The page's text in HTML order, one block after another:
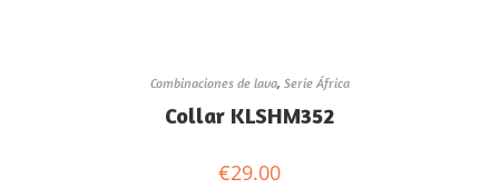
Combinaciones de lava, Serie África
Collar KLSHM352
€29.00